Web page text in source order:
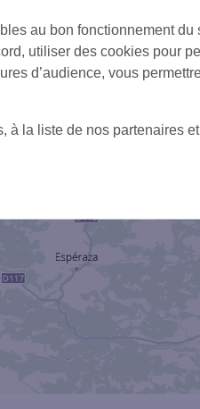
1
au bon fonctionnement du
utiliser des cookies pour
d’audience, vous
à la liste de nos partenaires